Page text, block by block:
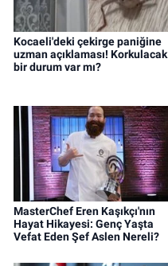
Kocaeli'deki çekirge paniğine
uzman açıklaması! Korkulacak
bir durum var mı?
MasterChef Eren Kaşıkçı'nın
Hayat Hikayesi: Genç Yaşta
Vefat Eden Şef Aslen Nereli?